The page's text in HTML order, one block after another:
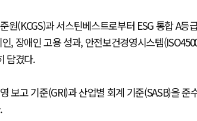
원(KCGS)과 서스틴베스트로부터 ESG 통합 A
, 장애인 고용 성과, 안전보건경영시스템
담겼다.
보고 기준(GRI)과 산업별 회계 기준(SASB)을